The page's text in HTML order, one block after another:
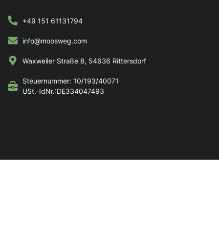
+49 151 61131794
info@moosweg.com
Waxweiler Straße 8, 54636 Rittersdorf
Steuernummer: 10/193/40071
USt.-IdNr.:DE334047493